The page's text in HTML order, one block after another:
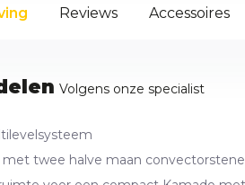
Reviews Accessoires
Volgens onze specialist
twee halve maan